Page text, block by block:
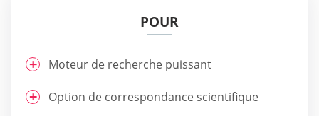
POUR
Moteur de recherche puissant
Option de correspondance scientifique